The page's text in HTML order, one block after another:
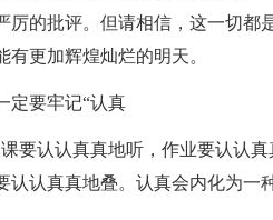
厉的批评。但请相信，这一切都
更加辉煌灿烂的明天。
定要牢记“认真
要认认真真地听，作业要认认
认认真真地叠。认真会内化为一